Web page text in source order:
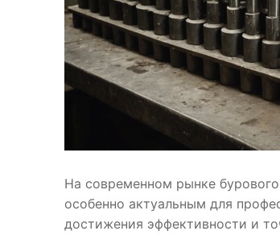
На современном рынке
особенно актуальным для
достижения эффективности и